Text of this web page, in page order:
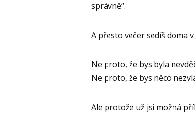
správně“.
A přesto večer sedíš doma
Ne proto, že bys byla
Ne proto, že bys něco
Ale protože už jsi možná